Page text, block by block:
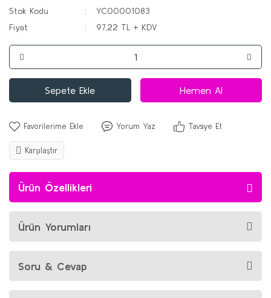
Stok Kodu
YC00001083
Fiyat
97,22 TL + KDV
Sepete Ekle Hemen Al
Yorum Yaz Tavsiye Et
Karşılaştır
Ürün Özellikleri
Ürün Yorumları
Soru & Cevap